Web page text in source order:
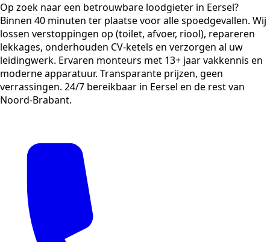
Op zoek naar een betrouwbare loodgieter in Eersel?
Binnen 40 minuten ter plaatse voor alle spoedgevallen. Wij
lossen verstoppingen op (toilet, afvoer, riool), repareren
lekkages, onderhouden CV-ketels en verzorgen al uw
leidingwerk. Ervaren monteurs met 13+ jaar vakkennis en
moderne apparatuur. Transparante prijzen, geen
verrassingen. 24/7 bereikbaar in Eersel en de rest van
Noord-Brabant.